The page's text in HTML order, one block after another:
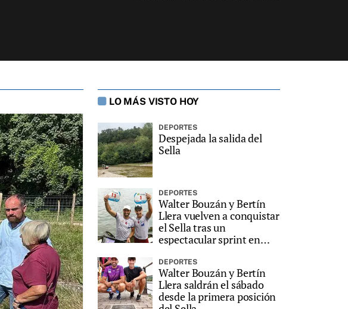
LO MÁS VISTO HOY
DEPORTES
Despejada la salida del
Sella
DEPORTES
Walter Bouzán y Bertín
Llera vuelven a conquistar
el Sella tras un
espectacular sprint en
DEPORTES
Walter Bouzán y Bertín
Llera saldrán el sábado
desde la primera posición